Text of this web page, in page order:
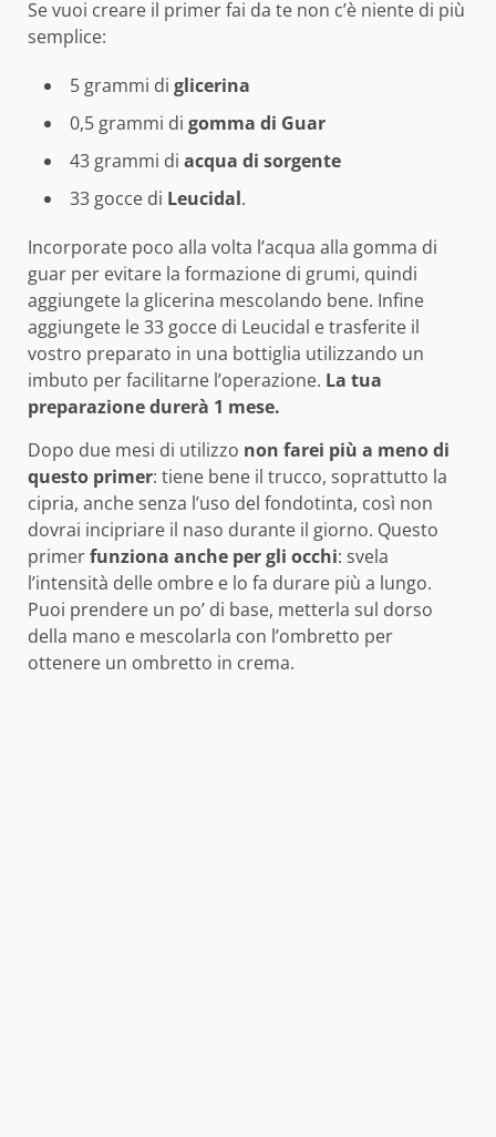
Se vuoi creare il primer fai da te non c’è niente di più
semplice:
5 grammi di glicerina
0,5 grammi di gomma di Guar
43 grammi di acqua di sorgente
33 gocce di Leucidal.
Incorporate poco alla volta l’acqua alla gomma di
guar per evitare la formazione di grumi, quindi
aggiungete la glicerina mescolando bene. Infine
aggiungete le 33 gocce di Leucidal e trasferite il
vostro preparato in una bottiglia utilizzando un
imbuto per facilitarne l’operazione. La tua
preparazione durerà 1 mese.
Dopo due mesi di utilizzo non farei più a meno di
questo primer: tiene bene il trucco, soprattutto la
cipria, anche senza l’uso del fondotinta, così non
dovrai incipriare il naso durante il giorno. Questo
primerfunziona anche per gli occhi: svela
l’intensità delle ombre e lo fa durare più a lungo.
Puoi prendere un po’ di base, metterla sul dorso
della mano e mescolarla con l’ombretto per
ottenere un ombretto in crema.